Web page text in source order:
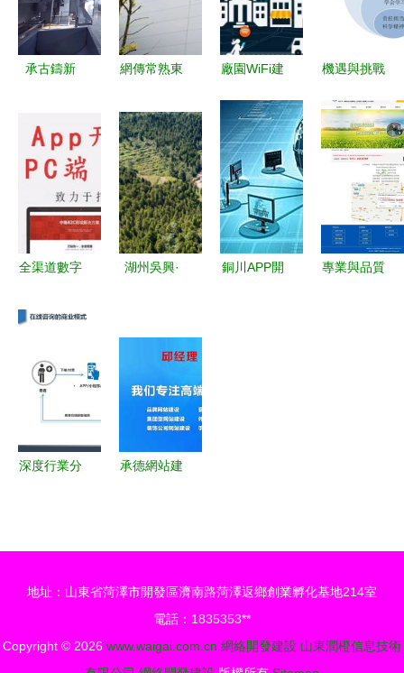
承古鑄新
設中的傳統
精髓與創新
升級
網傳常熟東
雷克薩斯工
廠 真相與
虛假信息辨
析
廠園WiFi建
略 運營管
理是關鍵抓
手
機遇與挑戰
+教育示范
區建設與運
營管理探析
全渠道數字
B2C商城到
的全方位網
絡開發建設
湖州吳興·
攜手奔康的
設之路
銅川APP開
專業與品質
深度行業分
運營管理
承德網站建
地址：山東省菏澤市開發區濟南路菏澤返鄉創業孵化基地214室
電話：1835353**
Copyright © 2026 www.waigai.com.cn 網絡開發建設 山東潤橙信息技術